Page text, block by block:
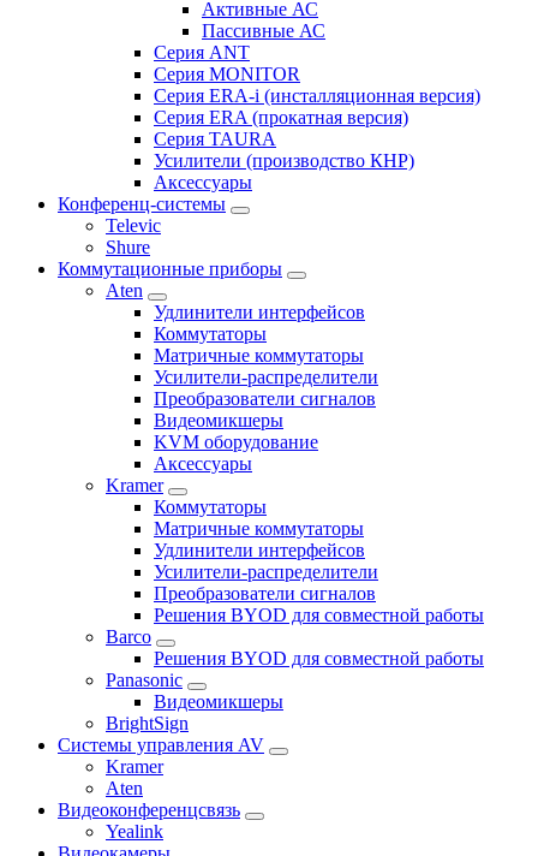
Активные АС
Пассивные АС
Серия ANT
Серия MONITOR
Серия ERA-i (инсталляционная версия)
Серия ERA (прокатная версия)
Серия TAURA
Усилители (производство КНР)
Аксессуары
Конференц-системы
Televic
Shure
Коммутационные приборы
Aten
Удлинители интерфейсов
Коммутаторы
Матричные коммутаторы
Усилители-распределители
Преобразователи сигналов
Видеомикшеры
KVM оборудование
Аксессуары
Kramer
Коммутаторы
Матричные коммутаторы
Удлинители интерфейсов
Усилители-распределители
Преобразователи сигналов
Решения BYOD для совместной работы
Barco
Решения BYOD для совместной работы
Panasonic
Видеомикшеры
BrightSign
Системы управления AV
Kramer
Aten
Видеоконференцсвязь
Yealink